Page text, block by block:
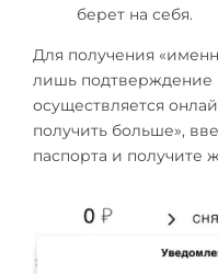
берет на себя.
Для получения
лишь подтверждение
осуществляется
получить больше»,
паспорта и получите